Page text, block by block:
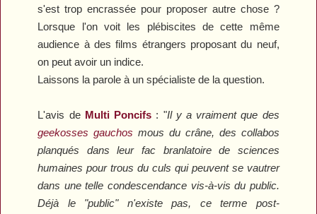
s'est trop encrassée pour proposer autre chose ?
Lorsque l'on voit les plébiscites de cette même
audience à des films étrangers proposant du neuf,
on peut avoir un indice.
Laissons la parole à un spécialiste de la question.
L'avis de Multi Poncifs : "Il y a vraiment que des
geekosses gauchos mous du crâne, des collabos
planqués dans leur fac branlatoire de sciences
humaines pour trous du culs qui peuvent se vautrer
dans une telle condescendance vis-à-vis du public.
Déjà le "public" n'existe pas, ce terme post-